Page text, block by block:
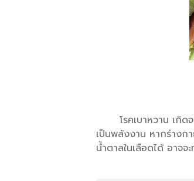
โรคเบาหวาน เกิ
เป็นพลังงาน หากร่างก
น้ำตาลในเลือดได้ อาจจ